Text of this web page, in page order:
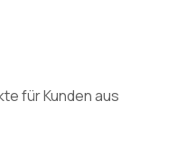
für Kunden aus